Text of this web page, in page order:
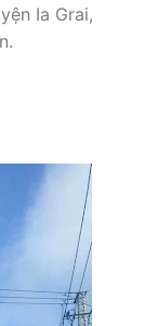
Ia Grai,